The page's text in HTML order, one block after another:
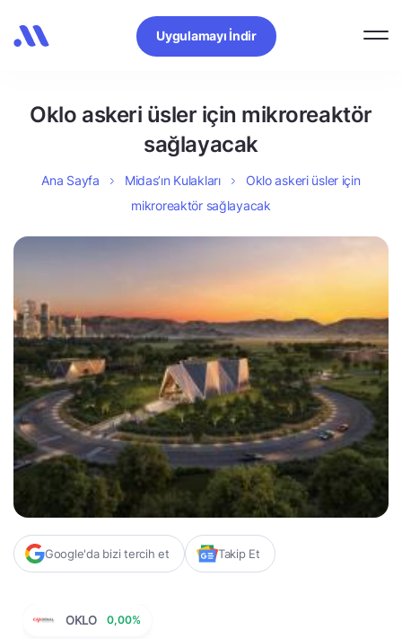
Uygulamayı İndir
Oklo askeri üsler için mikroreaktör
sağlayacak
Ana Sayfa Midas’ın Kulakları
Oklo askeri üsler için
mikroreaktör sağlayacak
Google'da bizi tercih et Takip Et
OKLO 0,00%